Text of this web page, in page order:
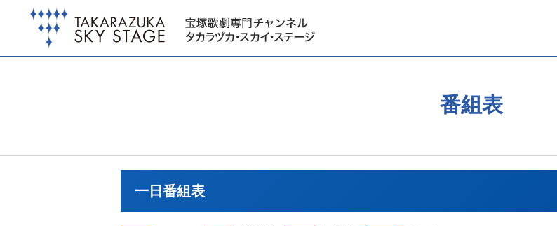
番組表
一日番組表